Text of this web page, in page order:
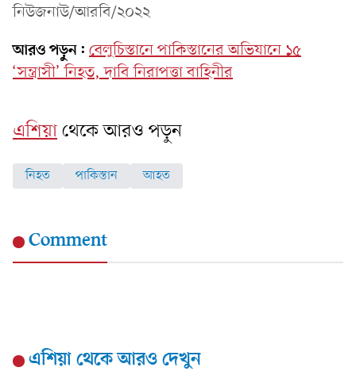
নিউজনাউ/আরবি/২০২২
আরও পড়ুন: বেলুচিস্তানে পাকিস্তানের অভিযানে ১৫
‘সন্ত্রাসী’ নিহত, দাবি নিরাপত্তা বাহিনীর
এশিয়াথেকে আরও পড়ুন
নিহত পাকিস্তান আহত
Comment
এশিয়াথেকে আরও দেখুন